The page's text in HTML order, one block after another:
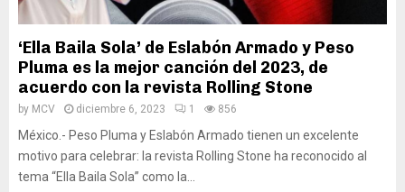
‘Ella Baila Sola’ de Eslabón Armado y Peso
Pluma es la mejor canción del 2023, de
acuerdo con la revista Rolling Stone
by MCV diciembre 6, 2023 1 856
México.- Peso Pluma y Eslabón Armado tienen un excelente
motivo para celebrar: la revista Rolling Stone ha reconocido al
tema “Ella Baila Sola” como la...